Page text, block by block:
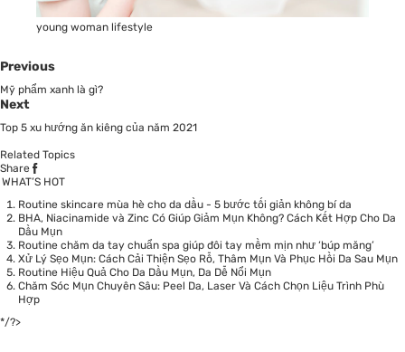
young woman lifestyle
Previous
Mỹ phẩm xanh là gì?
Next
Top 5 xu hướng ăn kiêng của năm 2021
Related Topics
Share
WHAT’S HOT
Routine skincare mùa hè cho da dầu - 5 bước tối giản không bí da
BHA, Niacinamide và Zinc Có Giúp Giảm Mụn Không? Cách Kết Hợp Cho Da
Dầu Mụn
Routine chăm da tay chuẩn spa giúp đôi tay mềm mịn như ‘búp măng’
Xử Lý Sẹo Mụn: Cách Cải Thiện Sẹo Rỗ, Thâm Mụn Và Phục Hồi Da Sau Mụn
Routine Hiệu Quả Cho Da Dầu Mụn, Da Dễ Nổi Mụn
Chăm Sóc Mụn Chuyên Sâu: Peel Da, Laser Và Cách Chọn Liệu Trình Phù
Hợp
*/?>